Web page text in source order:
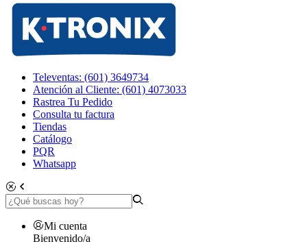
Televentas: (601) 3649734
Atención al Cliente: (601) 4073033
Rastrea Tu Pedido
Consulta tu factura
Tiendas
Catálogo
PQR
Whatsapp
Mi cuenta
Bienvenido/a